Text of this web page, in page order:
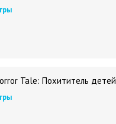
Tale: Похититель детей